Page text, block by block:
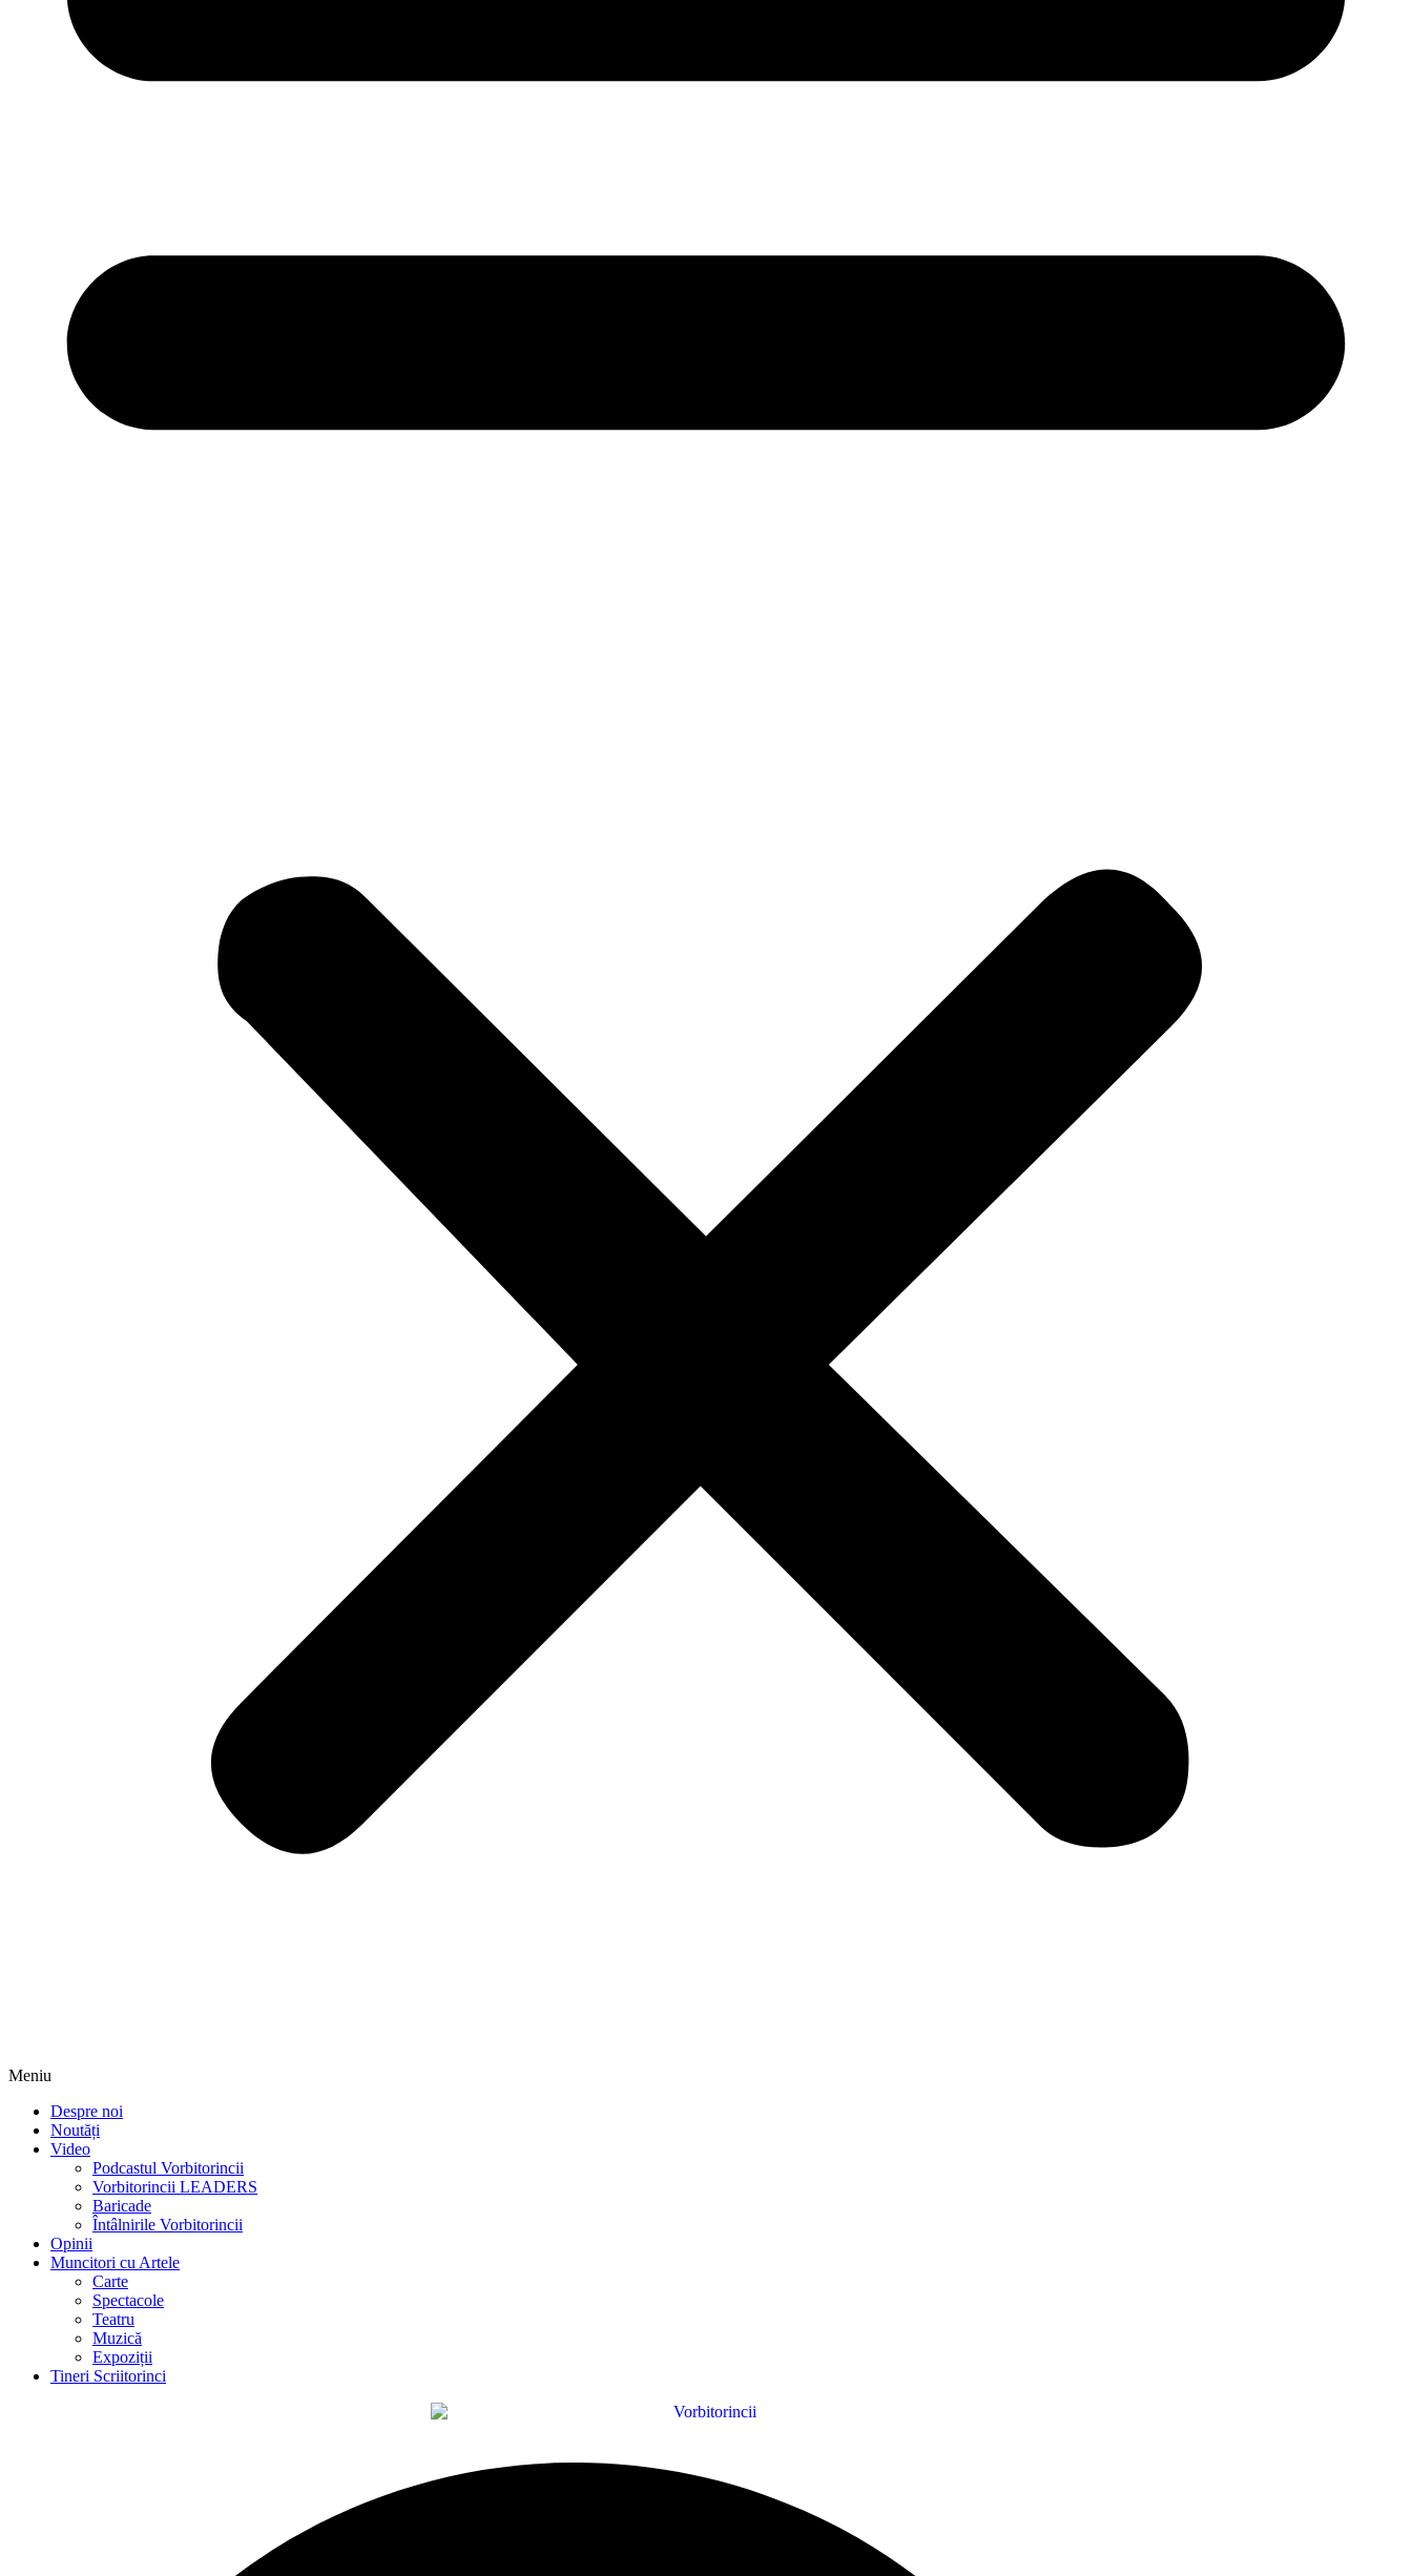
Meniu
Despre noi
Noutăți
Video
Podcastul Vorbitorincii
Vorbitorincii LEADERS
Baricade
Întâlnirile Vorbitorincii
Opinii
Muncitori cu Artele
Carte
Spectacole
Teatru
Muzică
Expoziții
Tineri Scriitorinci